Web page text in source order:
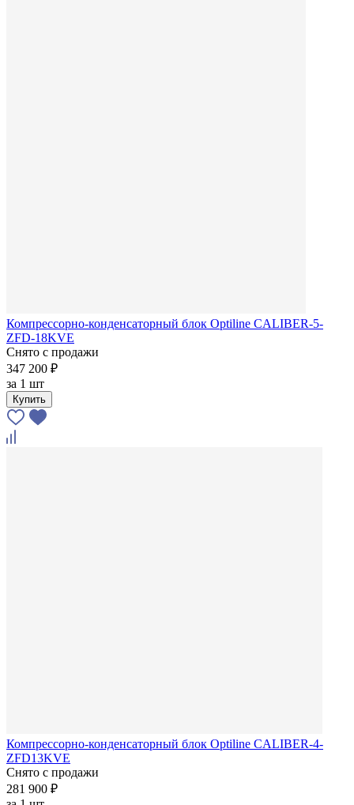
Компрессорно-конденсаторный блок Optiline CALIBER-5-
ZFD-18KVE
Снято с продажи
347 200 ₽
за 1 шт
Купить
Компрессорно-конденсаторный блок Optiline CALIBER-4-
ZFD13KVE
Снято с продажи
281 900 ₽